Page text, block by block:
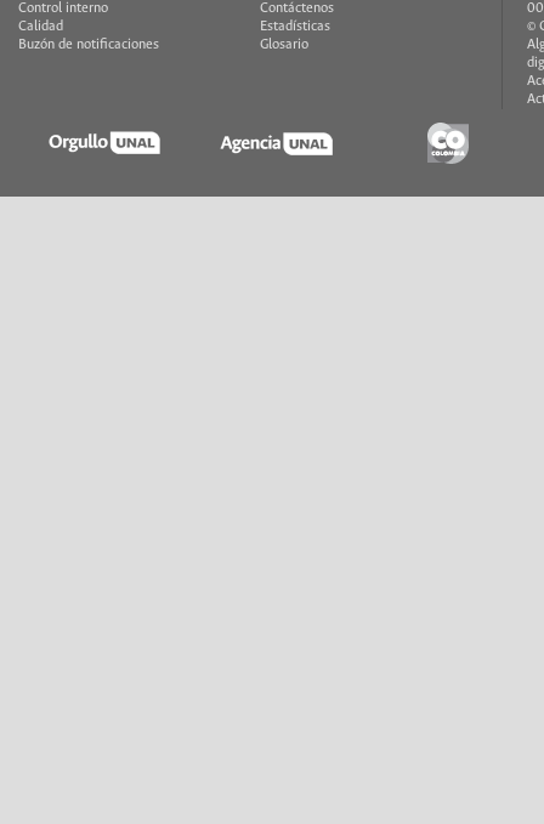
Control interno
Calidad
Buzón de notificaciones
Contáctenos
Estadísticas
Glosario
©